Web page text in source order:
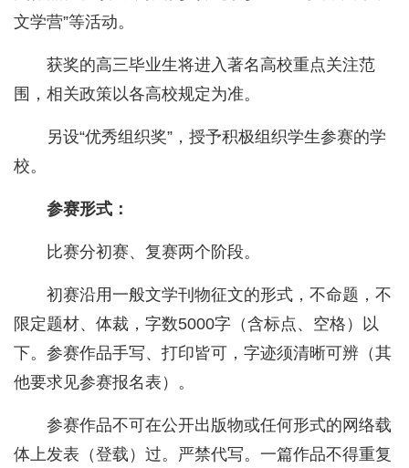
文学营”等活动。
获奖的高三毕业生将进入著名高校重点关注范
围，相关政策以各高校规定为准。
另设“优秀组织奖”，授予积极组织学生参赛的学
校。
参赛形式：
比赛分初赛、复赛两个阶段。
初赛沿用一般文学刊物征文的形式，不命题，不
限定题材、体裁，字数5000字（含标点、空格）以
下。参赛作品手写、打印皆可，字迹须清晰可辨（其
他要求见参赛报名表）。
参赛作品不可在公开出版物或任何形式的网络载
体上发表（登载）过。严禁代写。一篇作品不得重复